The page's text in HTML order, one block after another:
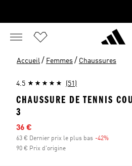
Accueil / Femmes / Chaussures
4.5 (51)
CHAUSSURE DE TENNIS
3
Prix en promo
36 €
63 € Dernier prix le plus bas -42%
90 € Prix d'origine